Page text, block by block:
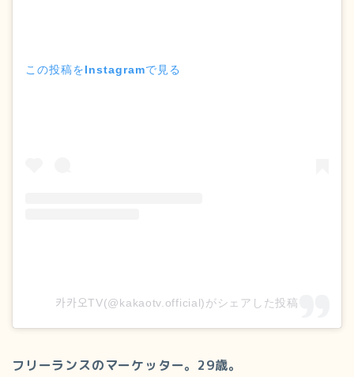
この投稿をInstagramで見る
카카오TV(@kakaotv.official)がシェアした投稿
フリーランスのマーケッター。29歳。